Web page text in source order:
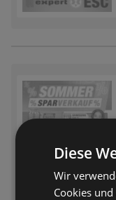
Diese
Wir
Cookies